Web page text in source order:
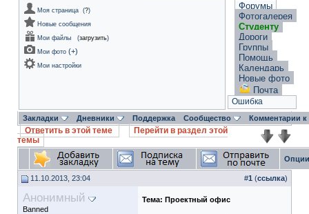
Моя страница (?)
Новые сообщения
Мои файлы
(загрузить)
Мои фото (+)
Мои настройки
Форумы
Фотогалерея
Студенту
Дороги
Группы
Помощь
Календарь
Новые фото
Почта
Ошибка
Закладки Дневники Поддержка Сообщество Комментарии
Ответить в этой теме
Перейти в раздел этой
темы
11.10.2013, 23:04 #1 (ссылка)
Анонимный
Banned
Тема: Проектный офис